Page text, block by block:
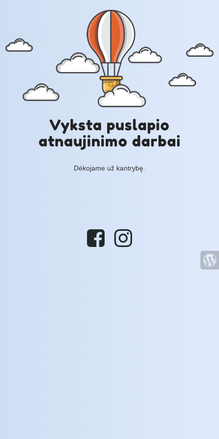
Vyksta puslapio
atnaujinimo darbai
Dėkojame už kantrybę.